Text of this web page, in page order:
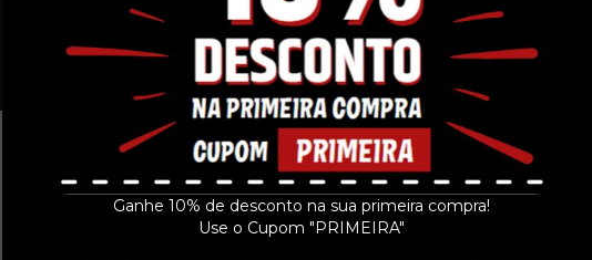
Ganhe 10% de desconto na sua primeira compra!
Use o Cupom "PRIMEIRA"